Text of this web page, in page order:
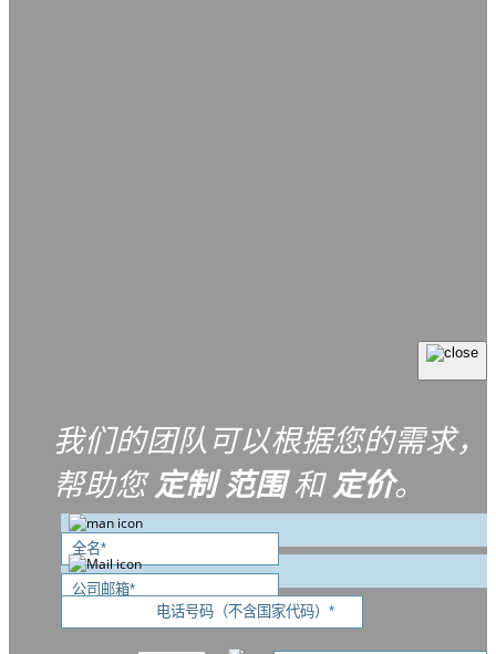
我们的团队可以根据您的需求，
帮助您定制 范围和定价。